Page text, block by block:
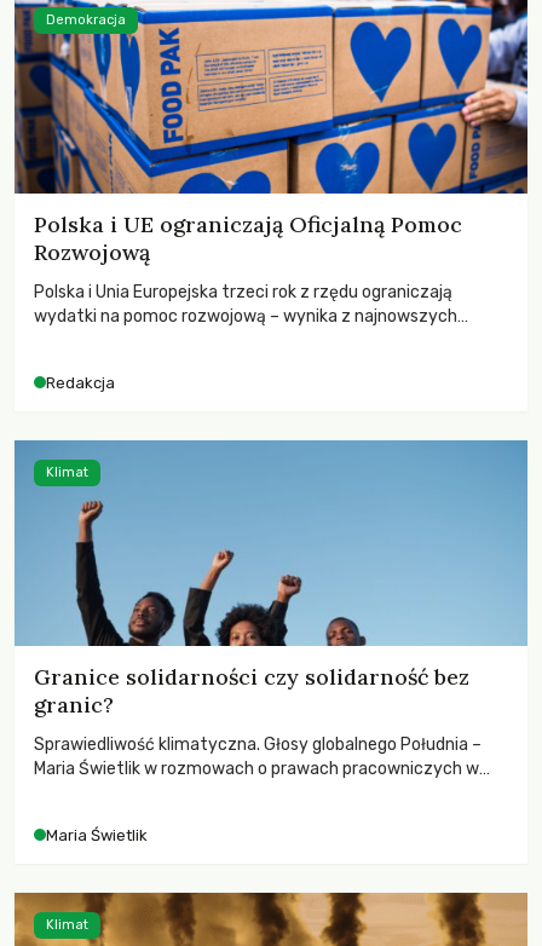
Polska i UE ograniczają Oficjalną Pomoc
Rozwojową
Polska i Unia Europejska trzeci rok z rzędu ograniczają
wydatki na pomoc rozwojową – wynika z najnowszych
odnotowano największe tąpnięcie ODA w historii. Jakie będą
kryzysami i ubóstwem?
Redakcja
Demokracja
Granice solidarności czy solidarność bez
granic?
Sprawiedliwość klimatyczna. Głosy globalnego Południa –
Maria Świetlik w rozmowach o prawach pracowniczych w
Maria Świetlik
Klimat
Klimat